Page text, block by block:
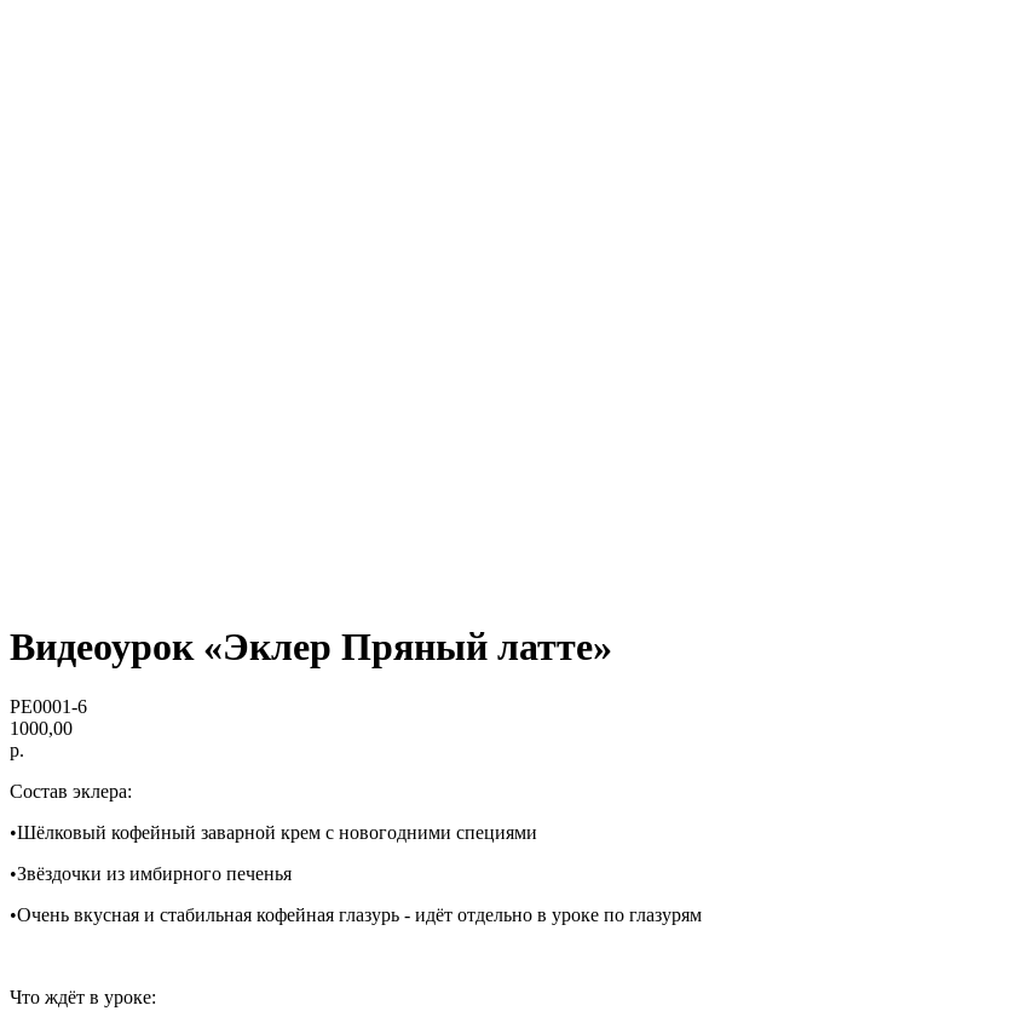
Видеоурок «Эклер Пряный латте»
PE0001-6
1000,00
р.
Состав эклера:
•Шёлковый кофейный заварной крем с новогодними специями
•Звёздочки из имбирного печенья
•Очень вкусная и стабильная кофейная глазурь - идёт отдельно в уроке по глазурям
Что ждёт в уроке: